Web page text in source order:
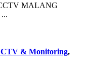
CCTV MALANG
& Monitoring,